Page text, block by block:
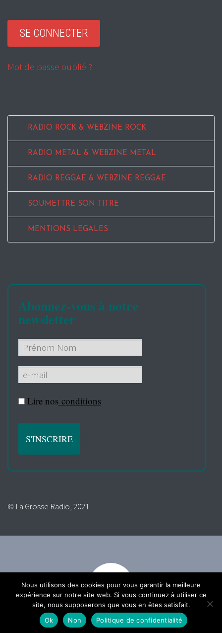
Mot de passe oublié ?
RADIO ROCK & WEBZINE ROCK
RADIO METAL & WEBZINE METAL
RADIO REGGAE & WEBZINE REGGAE
SOUMETTRE SON TITRE
MENTIONS LEGALES
Abonnez-vous à notre
newsletter
Lire nos conditions
© La Grosse Radio, 2021
Nous utilisons des cookies pour vous garantir la meilleure
expérience sur notre site web. Si vous continuez à utiliser ce
site, nous supposerons que vous en êtes satisfait.
Ok
Non Politique de confidentialité